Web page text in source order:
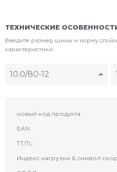
ТЕХНИЧЕСКИЕ
Введите размер шины и норму
характеристики.
10.0/80-12
новый код продукта :
EAN :
TT/TL :
Индекс нагрузки & символ